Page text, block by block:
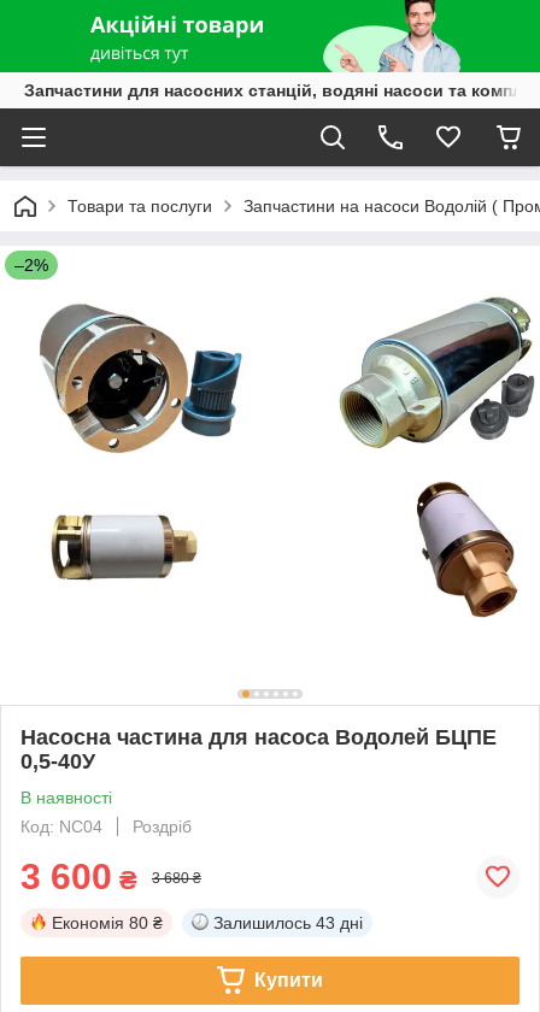
Запчастини для насосних станцій, водяні насоси та
Товари та послуги Запчастини на насоси Водолій (
–2%
Насосна частина для насоса Водолей БЦПЕ
0,5-40У
В наявності
Код: NC04
Роздріб
3 600 ₴ 3 680 ₴
Економія 80 ₴ Залишилось 43 дні
Купити